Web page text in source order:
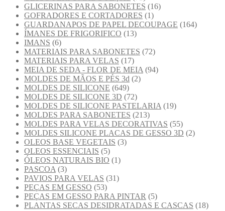
GLICERINAS PARA SABONETES (16)
GOFRADORES E CORTADORES (1)
GUARDANAPOS DE PAPEL DECOUPAGE (164)
ÍMANES DE FRIGORIFICO (13)
IMANS (6)
MATERIAIS PARA SABONETES (72)
MATERIAIS PARA VELAS (17)
MEIA DE SEDA - FLOR DE MEIA (94)
MOLDES DE MÃOS E PÉS 3d (2)
MOLDES DE SILICONE (649)
MOLDES DE SILICONE 3D (72)
MOLDES DE SILICONE PASTELARIA (19)
MOLDES PARA SABONETES (213)
MOLDES PARA VELAS DECORATIVAS (55)
MOLDES SILICONE PLACAS DE GESSO 3D (2)
OLEOS BASE VEGETAIS (3)
OLEOS ESSENCIAIS (5)
ÓLEOS NATURAIS BIO (1)
PASCOA (3)
PAVIOS PARA VELAS (31)
PEÇAS EM GESSO (53)
PEÇAS EM GESSO PARA PINTAR (5)
PLANTAS SECAS DESIDRATADAS E CASCAS (18)